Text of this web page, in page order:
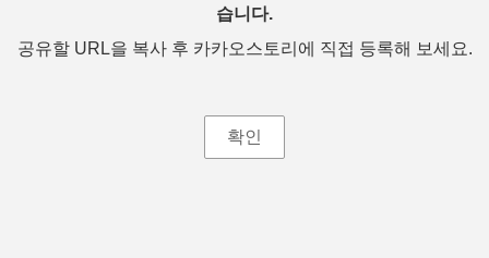
습니다.
공유할 URL을 복사 후 카카오스토리에 직접 등록해 보세요.
확인